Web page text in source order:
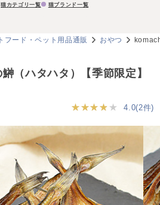
猫カテゴリ一覧 猫ブランド一覧
フード・ペット用品通販 おやつ
（ハタハタ）【季節限定】
★★★★★ 4.0(2件)